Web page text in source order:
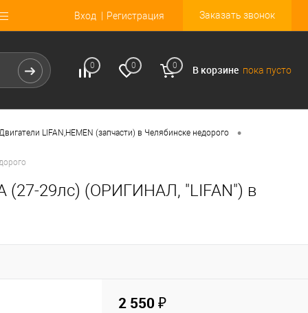
Вход Регистрация Заказать звонок
0 0 0 В корзине пока пусто
LIFAN,HEMEN (запчасти) в Челябинске недорого •
(27-29лс) (ОРИГИНАЛ, "LIFAN") в
2 550 ₽